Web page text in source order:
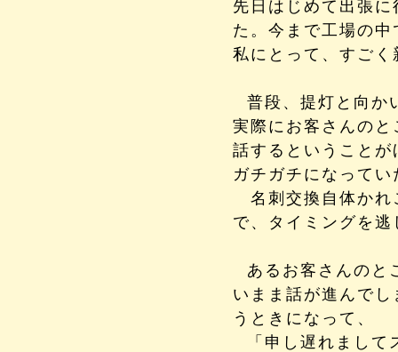
先日はじめて出張
た。 今まで工場の
私にとって、すご
普段、提灯と向か
実際にお客さんの
話するということ
ガチガチになって
名刺交換自体かれ
で、タイミングを
あるお客さんのと
いまま話が進んで
うときになって、
「申し遅れまし